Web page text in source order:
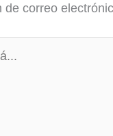
de correo